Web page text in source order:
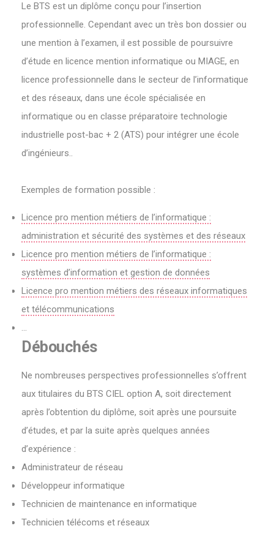
Le BTS est un diplôme conçu pour l’insertion
professionnelle. Cependant avec un très bon dossier ou
une mention à l’examen, il est possible de poursuivre
d’étude en licence mention informatique ou MIAGE, en
licence professionnelle dans le secteur de l’informatique
et des réseaux, dans une école spécialisée en
informatique ou en classe préparatoire technologie
industrielle post-bac + 2 (ATS) pour intégrer une école
d’ingénieurs..
Exemples de formation possible :
Licence pro mention métiers de l’informatique :
administration et sécurité des systèmes et des réseaux
Licence pro mention métiers de l’informatique :
systèmes d’information et gestion de données
Licence pro mention métiers des réseaux informatiques
et télécommunications
…
Débouchés
Ne nombreuses perspectives professionnelles s’offrent
aux titulaires du BTS CIEL option A, soit directement
après l’obtention du diplôme, soit après une poursuite
d’études, et par la suite après quelques années
d’expérience :
Administrateur de réseau
Développeur informatique
Technicien de maintenance en informatique
Technicien télécoms et réseaux